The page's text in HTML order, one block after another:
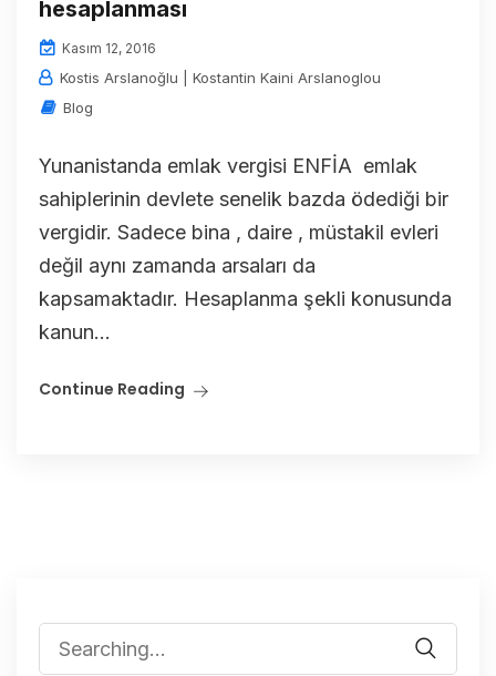
hesaplanması
Kasım 12, 2016
Kostis Arslanoğlu | Kostantin Kaini Arslanoglou
Blog
Yunanistanda emlak vergisi ENFİA emlak
sahiplerinin devlete senelik bazda ödediği bir
vergidir. Sadece bina , daire , müstakil evleri
değil aynı zamanda arsaları da
kapsamaktadır. Hesaplanma şekli konusunda
kanun...
Continue Reading